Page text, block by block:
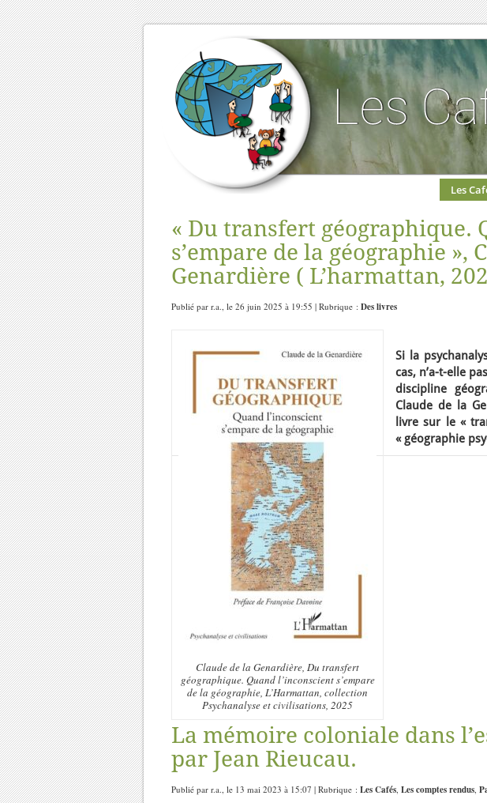
Les
« Du transfert géographique.
s’empare de la géographie »,
Genardière ( L’harmattan,
Publié par r.a., le 26 juin 2025 à 19:55 | Rubrique : Des livres
Claude de la Genardière, Du transfert
géographique. Quand l’inconscient s’empare
de la géographie, L’Harmattan, collection
Psychanalyse et civilisations, 2025
Si la
cas, n’a-t-elle
discipline
Claude de la
livre sur le «
« géographie
La mémoire coloniale dans
par Jean Rieucau.
Publié par r.a., le 13 mai 2023 à 15:07 | Rubrique : Les Cafés, Les comptes rendus,